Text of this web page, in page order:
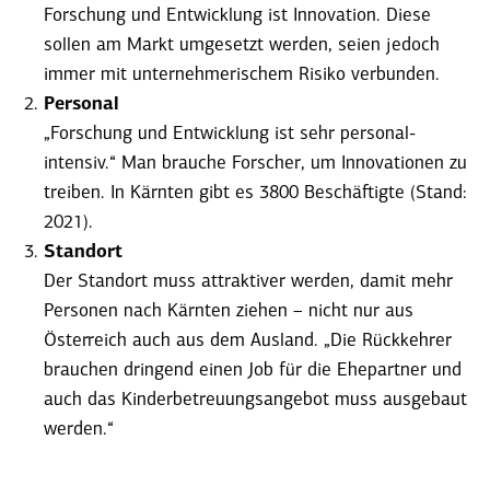
Forschung und Entwicklung ist Innovation. Diese
sollen am Markt umgesetzt werden, seien ­jedoch
immer mit unter­neh­me­ri­schem ­Risiko verbunden.
Personal
„Forschung und Entwicklung ist sehr personal­
intensiv.“ Man brauche Forscher, um Innova­tionen zu
treiben. In Kärnten gibt es 3800 Beschäf­tigte (Stand:
2021).
Standort
Der Standort muss attrak­tiver werden, damit mehr
Personen nach Kärnten ziehen – nicht nur aus
Öster­reich auch aus dem Ausland. „Die Rückkehrer
brauchen dringend einen Job für die Ehepartner und
auch das Kinder­be­treu­ungs­an­gebot muss ausgebaut
werden.“